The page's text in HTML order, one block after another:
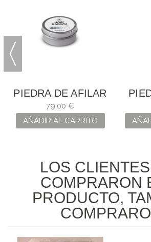
PIEDRA DE AFILAR
HORL KAGAMI
ULTRA FINA
79,00 €
AÑADIR AL CARRITO
LOS
COMPRARON
PRODUCTO,